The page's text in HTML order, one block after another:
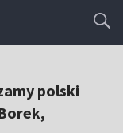
polski